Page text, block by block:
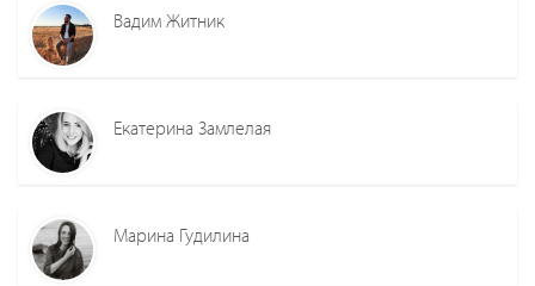
Вадим Житник
Екатерина Замлелая
Марина Гудилина